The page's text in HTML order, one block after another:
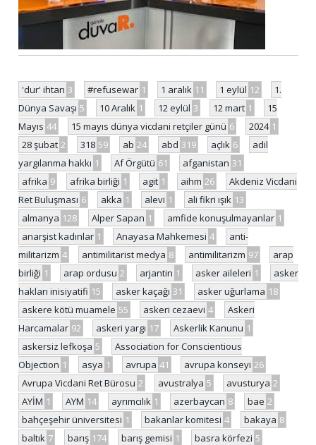
'dur' ihtarı 3 #refusewar 1 1 aralık 11 1 eylül 12
1.
Dünya Savaşı 5 10 Aralık 1 12 eylül 3 12 mart 1
15
Mayıs 44 15 mayıs dünya vicdani retçiler günü 6 2024 1
28 şubat 2 318 59 ab 24 abd 319 açlık 6
adil
yargılanma hakkı 1 Af Örgütü 61 afganistan 31
afrika 9 afrika birliği 1 agit 1 aihm 26
Akdeniz Vicdani
Ret Buluşması 6 akka 1 alevi 1 ali fikri ışık 13
almanya 128 Alper Sapan 1 amfide konuşulmayanlar 1
anarşist kadınlar 1 Anayasa Mahkemesi 4
anti-
militarizm 4 antimilitarist medya 8 antimilitarizm 97
arap
birliği 1 arap ordusu 2 arjantin 1 asker aileleri 1
asker
hakları inisiyatifi 15 asker kaçağı 31 asker uğurlama 18
askere kötü muamele 55 askeri cezaevi 4
Askeri
Harcamalar 92 askeri yargı 17 Askerlik Kanunu 1
askersiz lefkoşa 5
Association for Conscientious
Objection 1 asya 1 avrupa 41 avrupa konseyi 26
Avrupa Vicdani Ret Bürosu 2 avustralya 5 avusturya 2
AYİM 1 AYM 14 ayrımcılık 1 azerbaycan 8 bae 2
bahçeşehir üniversitesi 1 bakanlar komitesi 4 bakaya 8
baltık 7 barış 174 barış gemisi 1 basra körfezi 5